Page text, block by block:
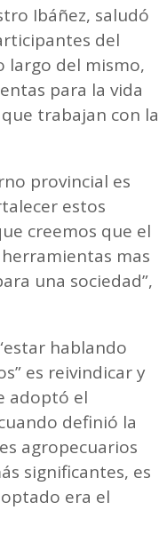
Ibáñez, saludó
del
largo del mismo,
para la vida
trabajan con la
provincial es
estos
creemos que el
mas
una sociedad”,
hablando
es reivindicar y
adoptó el
definió la
agropecuarios
significantes, es
era el